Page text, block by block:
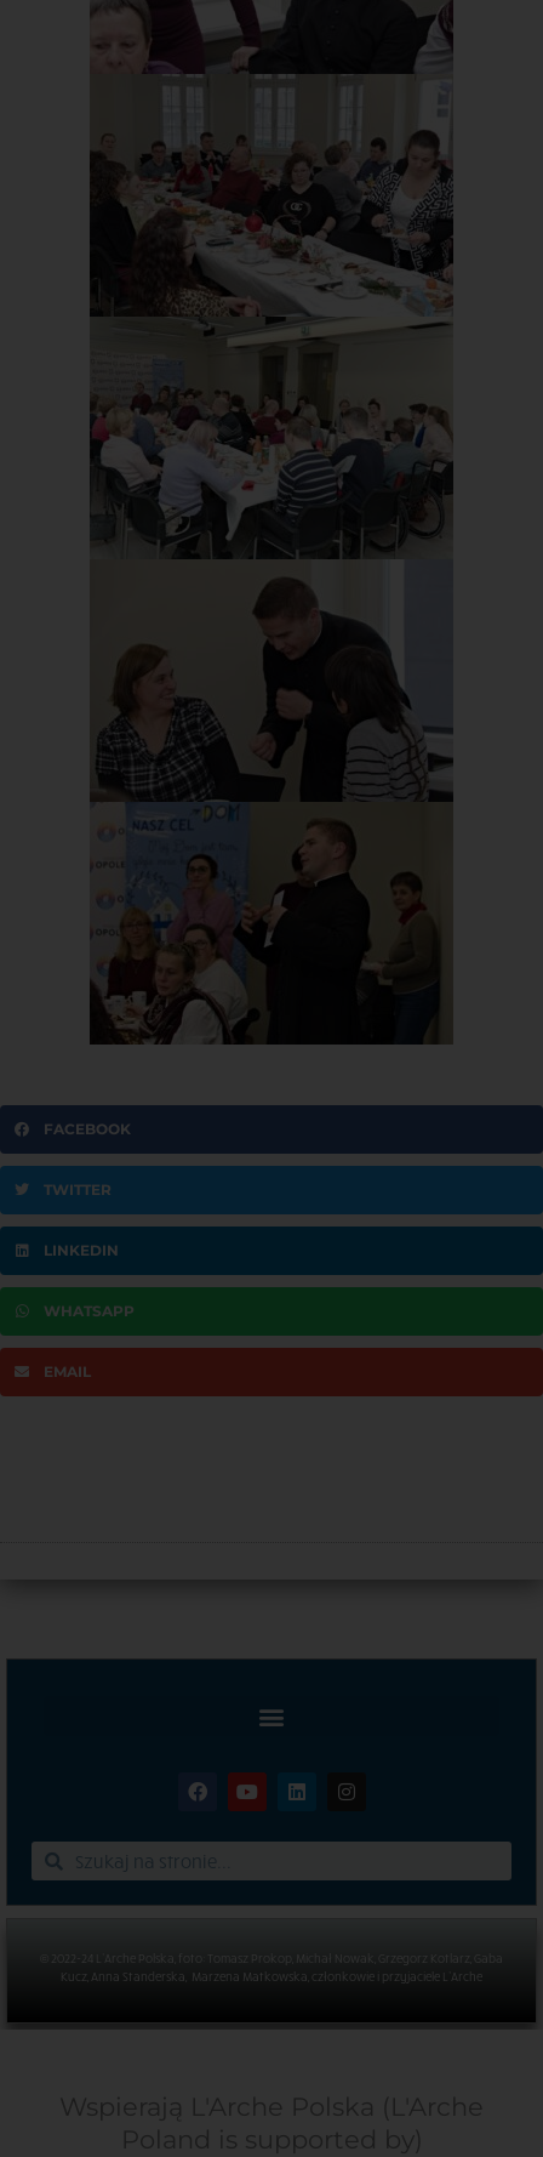
FACEBOOK
TWITTER
LINKEDIN
WHATSAPP
EMAIL
© 2022-24 L’Arche Polska, foto: Tomasz Prokop, Michał Nowak, Grzegorz Kotlarz, Gaba
Kucz, Anna Standerska, Marzena Matkowska, członkowie i przyjaciele L’Arche
Wspierają L'Arche Polska (L'Arche
Poland is supported by)